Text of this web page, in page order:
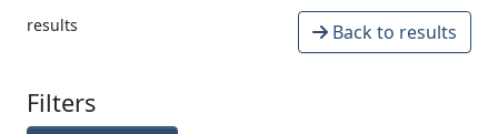
results Back to results
Filters